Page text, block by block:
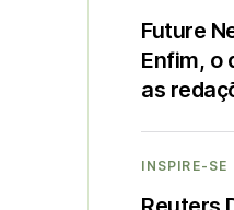
Future
Enfim, o
as
INSPIRE-SE